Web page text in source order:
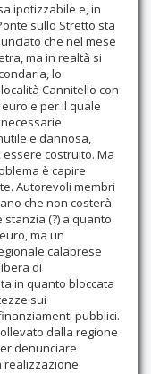
ipotizzabile e, in
sullo Stretto sta
che nel mese
ma in realtà si
lo
Cannitello con
e per il quale
e dannosa,
costruito. Ma
è capire
Autorevoli membri
che non costerà
(?) a quanto
ma un
calabrese
di
in quanto bloccata
sui
pubblici.
dalla regione
denunciare
realizzazione